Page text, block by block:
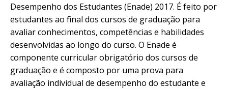
Desempenho dos Estudantes (Enade) 2017. É feito por
estudantes ao final dos cursos de graduação para
avaliar conhecimentos, competências e habilidades
desenvolvidas ao longo do curso. O Enade é
componente curricular obrigatório dos cursos de
graduação e é composto por uma prova para
avaliação individual de desempenho do estudante e